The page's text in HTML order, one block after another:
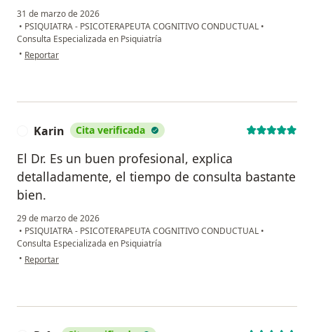
31 de marzo de 2026
• PSIQUIATRA - PSICOTERAPEUTA COGNITIVO CONDUCTUAL •
Consulta Especializada en Psiquiatría
• en opinión del usuario Ana Guevara
Reportar
Karin Cita verificada
El Dr. Es un buen profesional, explica
detalladamente, el tiempo de consulta bastante
bien.
29 de marzo de 2026
• PSIQUIATRA - PSICOTERAPEUTA COGNITIVO CONDUCTUAL •
Consulta Especializada en Psiquiatría
• en opinión del usuario Karin
Reportar